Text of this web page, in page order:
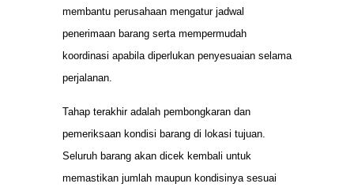
membantu perusahaan mengatur jadwal
penerimaan barang serta mempermudah
koordinasi apabila diperlukan penyesuaian selama
perjalanan.
Tahap terakhir adalah pembongkaran dan
pemeriksaan kondisi barang di lokasi tujuan.
Seluruh barang akan dicek kembali untuk
memastikan jumlah maupun kondisinya sesuai